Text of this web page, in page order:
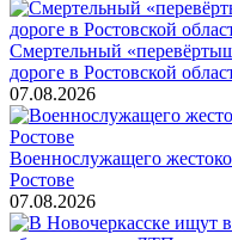
Смертельный
дороге в Ростовской
07.08.2026
Военнослужащего
Ростове
07.08.2026